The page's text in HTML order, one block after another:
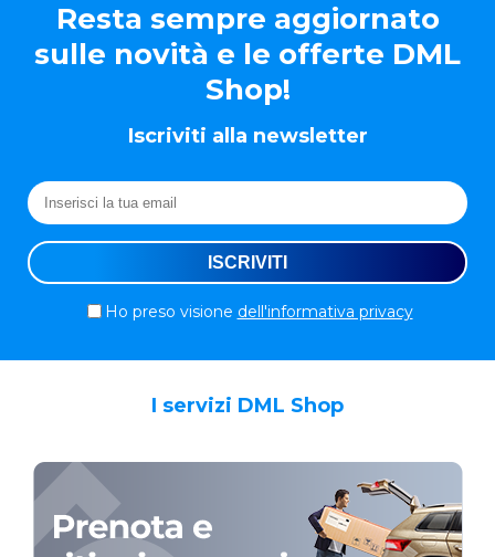
Resta sempre aggiornato
sulle novità e le offerte DML
Shop!
Iscriviti alla newsletter
Ho preso visione dell'informativa privacy
I servizi DML Shop